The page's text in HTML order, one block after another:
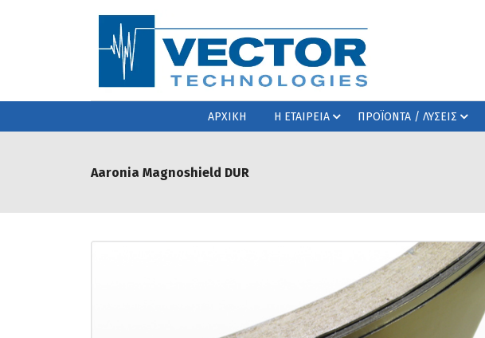
ΑΡΧΙΚΗ Η ΕΤΑΙΡΕΙΑ ΠΡΟΪΟΝΤΑ / ΛΥΣΕΙΣ
Aaronia Magnoshield DUR